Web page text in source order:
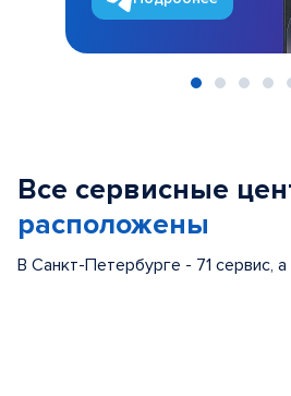
Все сервисные
расположены
В Санкт-Петербурге - 71 сервис,